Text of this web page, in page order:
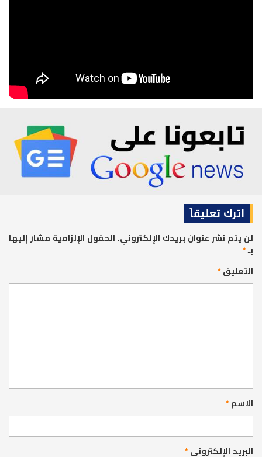
اترك تعليقاً
لن يتم نشر عنوان بريدك الإلكتروني. الحقول الإلزامية مشار إليها
بـ*
التعليق*
الاسم*
البريد الإلكتروني*